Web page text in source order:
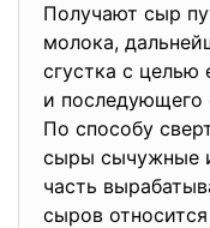
Получают сыр
молока,
сгустка с целью
и последующего
По способу
сыры сычужные
часть
сыров